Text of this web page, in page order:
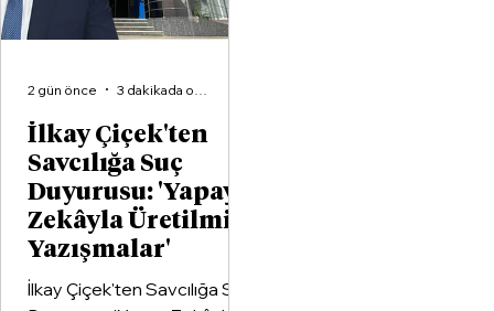
İlkay Çiçek'ten
Savcılığa Suç
Duyurusu: 'Yapay
Zekâyla Üretilmiş
Yazışmalar'
İlkay Çiçek'ten Savcılığa Suç
2 gün önce